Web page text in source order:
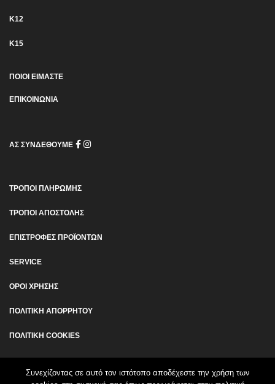
K12
K15
ΠΟΙΟΙ ΕΙΜΑΣΤΕ
ΕΠΙΚΟΙΝΩΝΙΑ
ΑΣ ΣΥΝΔΕΘΟΥΜΕ
ΤΡΟΠΟΙ ΠΛΗΡΩΜΗΣ
ΤΡΟΠΟΙ ΑΠΟΣΤΟΛΗΣ
ΕΠΙΣΤΡΟΦΕΣ ΠΡΟΪΟΝΤΩΝ
SERVICE
ΟΡΟΙ ΧΡΗΣΗΣ
ΠΟΛΙΤΙΚΗ ΑΠΟΡΡΗΤΟΥ
ΠΟΛΙΤΙΚΗ COOKIES
Συνεχίζοντας σε αυτό τον ιστότοπο αποδέχεστε την χρήση των